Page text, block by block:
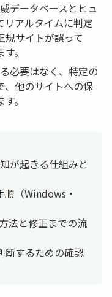
データベースとヒュ
リアルタイムに判定
規サイトが誤って
。
必要はなく、特定の
、他のサイトへの保
。
が起きる仕組みと
順（Windows・
法と修正までの流
断するための確認